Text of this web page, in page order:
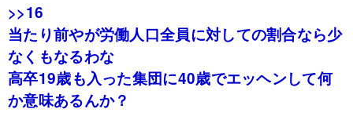
>>16
当たり前やが労働人口全員に対しての割合なら少
なくもなるわな
高卒19歳も入った集団に40歳でエッヘンして何
か意味あるんか？